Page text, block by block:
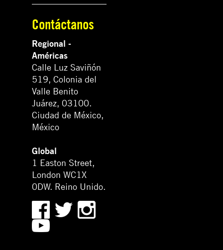
Contáctanos
Regional -
Américas
Calle Luz Saviñón
519, Colonia del
Valle Benito
Juárez, 03100.
Ciudad de México,
México
Global
1 Easton Street,
London WC1X
0DW. Reino Unido.